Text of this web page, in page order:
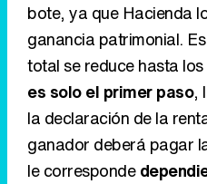
bote, ya que Hacienda
ganancia patrimonial.
total se reduce hasta
es solo el primer paso,
la declaración de la
ganador deberá pagar
le corresponde